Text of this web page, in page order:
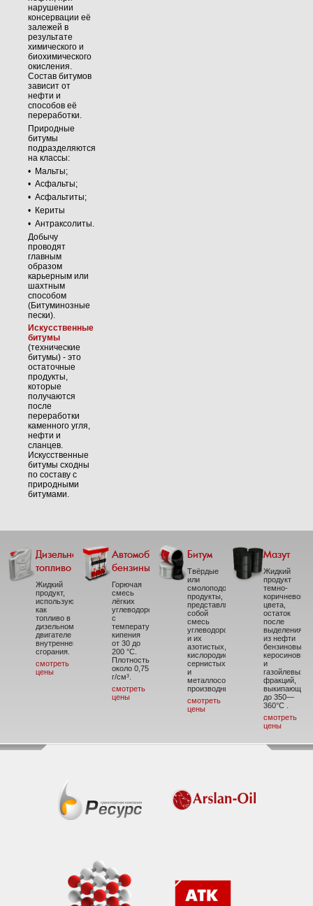
нарушении
консервации её
залежей в
результате
химического и
биохимического
окисления.
Состав битумов
зависит от
нефти и
способов её
переработки.
Природные
битумы
подразделяются
на классы:
• Мальты;
• Асфальты;
• Асфальтиты;
• Кериты
• Антраксолиты.
Добычу
проводят
главным
образом
карьерным или
шахтным
способом
(Битуминозные
пески).
Искусственные
битумы
(технические
битумы) - это
остаточные
продукты,
которые
получаются
после
переработки
каменного угля,
нефти и
сланцев.
Искусственные
битумы сходны
по составу с
природными
битумами.
Дизельное
топливо
Жидкий
продукт,
использующийся
как
топливо в
дизельном
двигателе
внутреннего
сгорания.
смотреть
цены
Автомобильные
бензины
Горючая
смесь
лёгких
углеводородов
с
температурой
кипения
от 30 до
200 °C.
Плотность
около 0,75
г/см³.
смотреть
цены
Битум
Твёрдые
или
смолоподобные
продукты,
представляющие
собой
смесь
углеводородов
и их
азотистых,
кислородистых,
сернистых
и
металлосодержащих
производных.
смотреть
цены
Мазут
Жидкий
продукт
темно-
коричневого
цвета,
остаток
после
выделения
из нефти
бензиновых,
керосиновых
и
газойлевых
фракций,
выкипающих
до 350—
360°С .
смотреть
цены